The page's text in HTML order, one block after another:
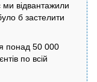
відвантажили
б застелити
понад 50 000
по всій